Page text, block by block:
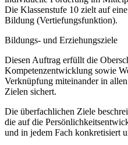
Die Klassenstufe 10 zielt auf
Bildung (Vertiefungsfunktion).
Bildungs- und Erziehungsziele
Diesen Auftrag erfüllt die
Kompetenzentwicklung sowie
Verknüpfung miteinander in
Zielen sichert.
Die überfachlichen Ziele
die auf die
und in jedem Fach konkretisiert